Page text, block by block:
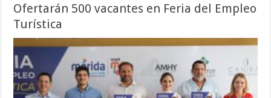
Ofertarán 500 vacantes en Feria del Empleo
Turística